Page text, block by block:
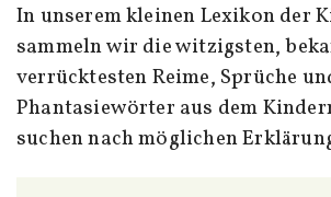
In unserem kleinen Lexikon der
sammeln wir die witzigsten,
verrücktesten Reime, Sprüche
Phantasiewörter aus dem
suchen nach möglichen